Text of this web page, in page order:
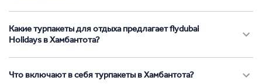
Какие турпакеты для отдыха предлагает flydubai
Holidays в Хамбантота?
Что включают в себя турпакеты в Хамбантота?